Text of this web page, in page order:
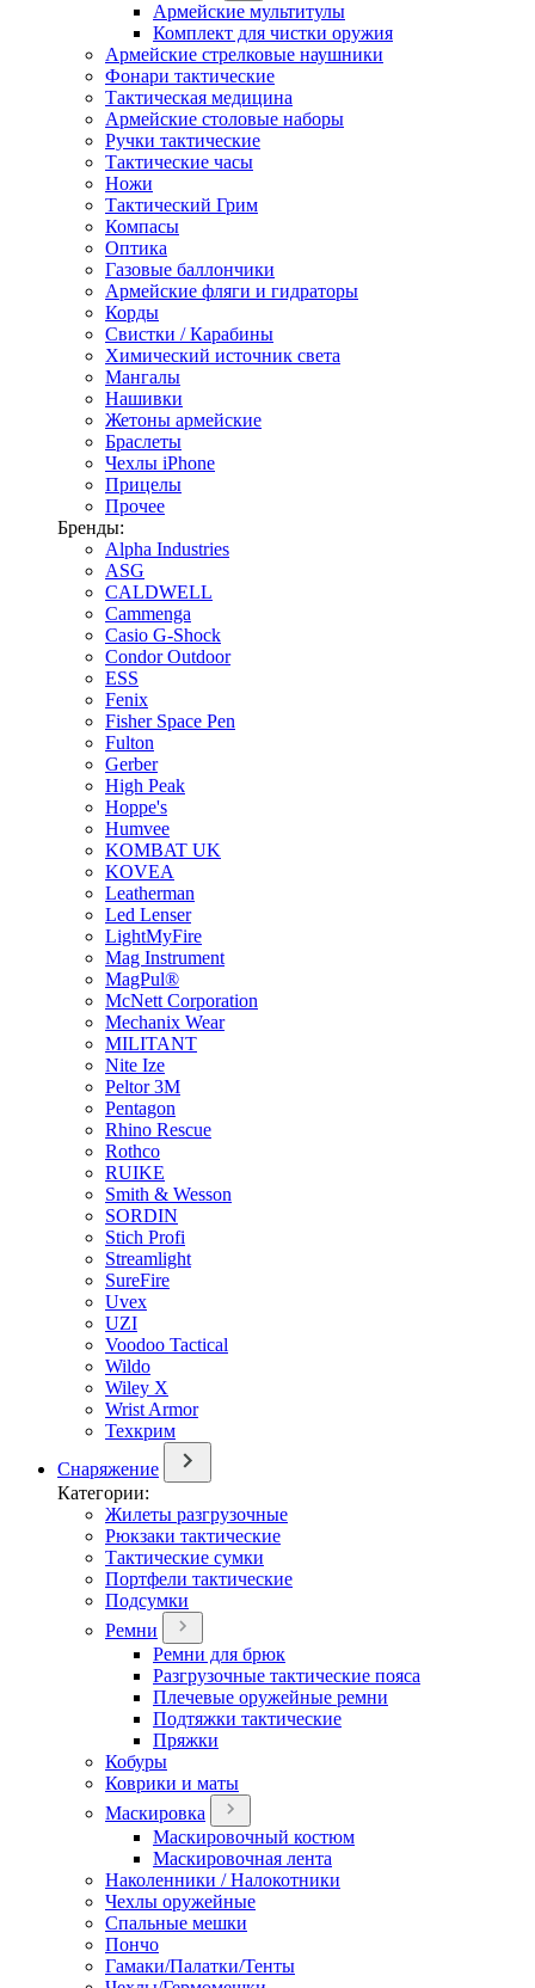
Армейские мультитулы
Комплект для чистки оружия
Армейские стрелковые наушники
Фонари тактические
Тактическая медицина
Армейские столовые наборы
Ручки тактические
Тактические часы
Ножи
Тактический Грим
Компасы
Оптика
Газовые баллончики
Армейские фляги и гидраторы
Корды
Свистки / Карабины
Химический источник света
Мангалы
Нашивки
Жетоны армейские
Браслеты
Чехлы iPhone
Прицелы
Прочее
Бренды:
Alpha Industries
ASG
CALDWELL
Cammenga
Casio G-Shock
Condor Outdoor
ESS
Fenix
Fisher Space Pen
Fulton
Gerber
High Peak
Hoppe's
Humvee
KOMBAT UK
KOVEA
Leatherman
Led Lenser
LightMyFire
Mag Instrument
MagPul®
McNett Corporation
Mechanix Wear
MILITANT
Nite Ize
Peltor 3M
Pentagon
Rhino Rescue
Rothco
RUIKE
Smith & Wesson
SORDIN
Stich Profi
Streamlight
SureFire
Uvex
UZI
Voodoo Tactical
Wildo
Wiley X
Wrist Armor
Техкрим
Снаряжение
Категории:
Жилеты разгрузочные
Рюкзаки тактические
Тактические сумки
Портфели тактические
Подсумки
Ремни
Ремни для брюк
Разгрузочные тактические пояса
Плечевые оружейные ремни
Подтяжки тактические
Пряжки
Кобуры
Коврики и маты
Маскировка
Маскировочный костюм
Маскировочная лента
Наколенники / Налокотники
Чехлы оружейные
Спальные мешки
Пончо
Гамаки/Палатки/Тенты